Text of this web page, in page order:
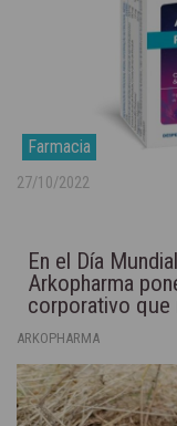
Farmacia
27/10/2022
En el Día
Arkopharma
corporativo que
autóctonas
ARKOPHARMA